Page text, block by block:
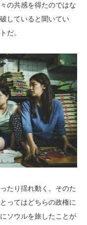
の共感を得たのではな
していると聞いてい
だ。
たり揺れ動く。そのた
ってはどちらの政権に
ソウルを旅したことが